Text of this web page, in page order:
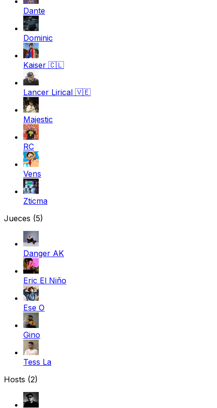
Dante
Dominic
Kaiser 🇨🇱
Lancer Lirical 🇻🇪
Majestic
RC
Vens
Zticma
Jueces (5)
Danger AK
Eric El Niño
Ese O
Gino
Tess La
Hosts (2)